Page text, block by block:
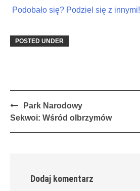
Podobało się? Podziel się z innymi!
POSTED UNDER
Post
navigation
Park Narodowy
Sekwoi: Wśród olbrzymów
Dodaj komentarz